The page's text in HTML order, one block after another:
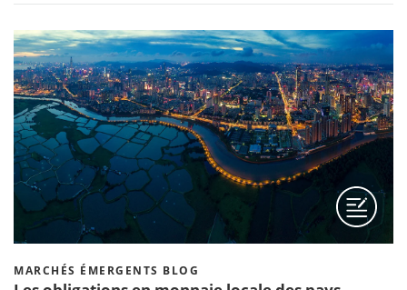
MARCHÉS ÉMERGENTS BLOG